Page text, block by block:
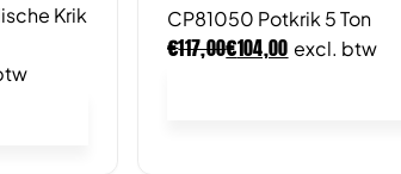
Krik
CP81050 Potkrik 5 Ton
€117,00€104,00 excl. btw